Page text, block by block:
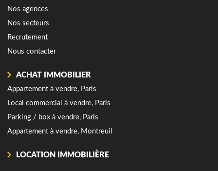
Nos agences
Nos secteurs
Recrutement
Nous contacter
ACHAT IMMOBILIER
Appartement à vendre, Paris
Local commercial à vendre, Paris
Parking / box à vendre, Paris
Appartement à vendre, Montreuil
LOCATION IMMOBILIÈRE